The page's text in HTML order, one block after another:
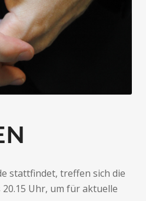
stattfindet, treffen sich die
Uhr, um für aktuelle